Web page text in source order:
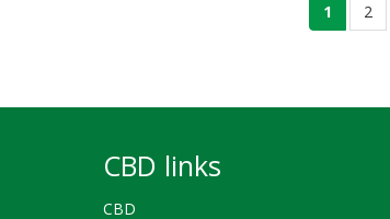
current
page
1 page
2
CBD links
CBD